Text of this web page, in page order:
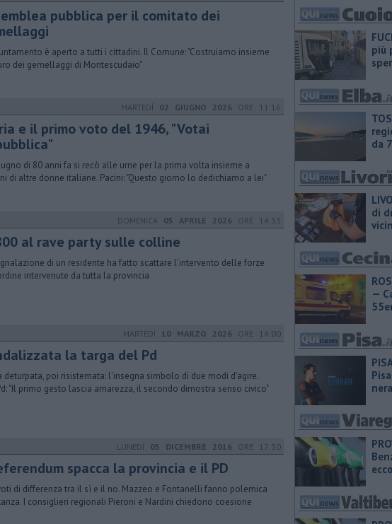
pubblica per il comitato dei
è aperto a tutti i cittadini. Il Comune: "Costruiamo insieme
dei gemellaggi di Montescudaio"
MARTEDÌ 02 GIUGNO 2026 ORE 11:16
e il primo voto del 1946, "Votai
di 80 anni fa si recò alle urne per la prima volta insieme a
di altre donne italiane. Pacini: "Questo giorno lo dedichiamo a lei"
DOMENICA 05 APRILE 2026 ORE 14:33
al rave party sulle colline
di un residente ha fatto scattare l'intervento delle forze
intervenute da tutta la provincia
MARTEDÌ 10 MARZO 2026 ORE 14:00
la targa del Pd
deturpata, poi risistemata: l'insegna simbolo di due modi d'agire.
"Il primo gesto lascia amarezza, il secondo dimostra senso civico"
LUNEDÌ 05 DICEMBRE 2016 ORE 17:30
spacca la provincia e il PD
di differenza tra il sì e il no. Mazzeo e Fontanelli fanno polemica
I consiglieri regionali Pieroni e Nardini chiedono coesione
più
da
di
—